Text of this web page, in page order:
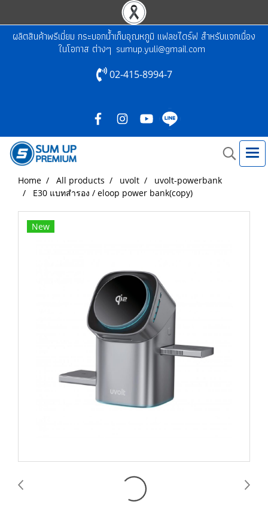
ผลิตสินค้าพรีเมี่ยม กระบอกน้ำเก็บอุณหภูมิ แฟลชไดร์ฟ สำหรับแจกเนื่อง
ในโอกาส ต่างๆ sumup.yuli@gmail.com
02-415-8994-7
Home All products uvolt
uvolt-powerbank
E30 แบทสำรอง / eloop power bank(copy)
New